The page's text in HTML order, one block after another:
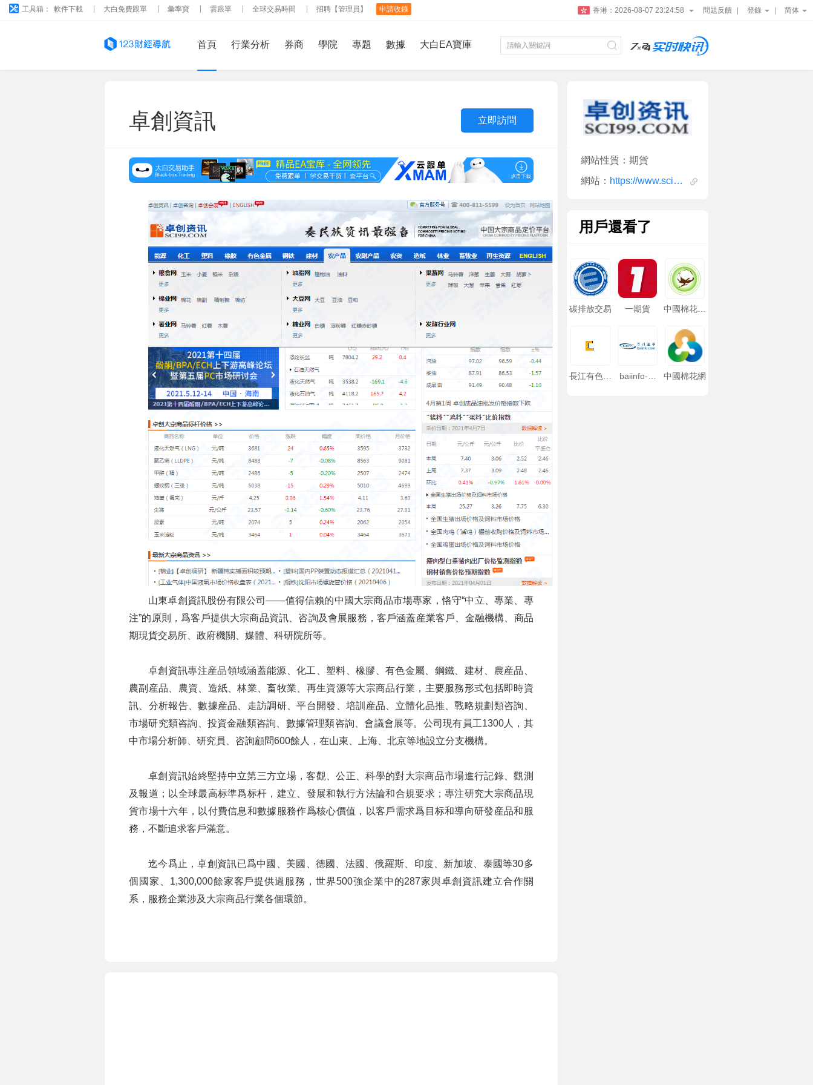
工具箱： 軟件下載 大白免費跟單 彙率寶 雲跟單 全球交易時間 招聘【管理員】 申請收錄 香港： 2026-08-07 23:24:59 問題反饋 登錄 简体
首頁 行業分析 券商 學院 專題 數據 大白EA寶庫
卓創資訊 立即訪問
山東卓創資訊股份有限公司——值得信賴的中國大宗商品市場專家，恪守“中立、專業、專
注”的原則，爲客戶提供大宗商品資訊、咨詢及會展服務，客戶涵蓋産業客戶、金融機構、商品
期現貨交易所、政府機關、媒體、科研院所等。
卓創資訊專注産品領域涵蓋能源、化工、塑料、橡膠、有色金屬、鋼鐵、建材、農産品、
農副産品、農資、造紙、林業、畜牧業、再生資源等大宗商品行業，主要服務形式包括即時資
訊、分析報告、數據産品、走訪調研、平台開發、培訓産品、立體化品推、戰略規劃類咨詢、
市場研究類咨詢、投資金融類咨詢、數據管理類咨詢、會議會展等。公司現有員工1300人，其
中市場分析師、研究員、咨詢顧問600餘人，在山東、上海、北京等地設立分支機構。
卓創資訊始終堅持中立第三方立場，客觀、公正、科學的對大宗商品市場進行記錄、觀測
及報道；以全球最高标準爲标杆，建立、發展和執行方法論和合規要求；專注研究大宗商品現
貨市場十六年，以付費信息和數據服務作爲核心價值，以客戶需求爲目标和導向研發産品和服
務，不斷追求客戶滿意。
迄今爲止，卓創資訊已爲中國、美國、德國、法國、俄羅斯、印度、新加坡、泰國等30多
個國家、1,300,000餘家客戶提供過服務，世界500強企業中的287家與卓創資訊建立合作關
系，服務企業涉及大宗商品行業各個環節。
網站性質：期貨
網站：
https://www.sci99.com/
用戶還看了
碳排放交易 一期貨
中國棉花協
長江有色金
baiinfo-百
中國棉花網